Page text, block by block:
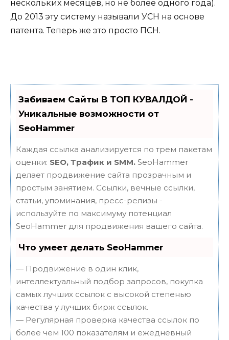
нескольких месяцев, но не более одного года).
До 2013 эту систему называли УСН на основе
патента. Теперь же это просто ПСН.
Забиваем Сайты В ТОП КУВАЛДОЙ -
Уникальные возможности от
SeoHammer
Каждая ссылка анализируется по трем пакетам
оценки: SEO, Трафик и SMM. SeoHammer
делает продвижение сайта прозрачным и
простым занятием. Ссылки, вечные ссылки,
статьи, упоминания, пресс-релизы -
используйте по максимуму потенциал
SeoHammer для продвижения вашего сайта.
Что умеет делать SeoHammer
— Продвижение в один клик,
интеллектуальный подбор запросов, покупка
самых лучших ссылок с высокой степенью
качества у лучших бирж ссылок.
— Регулярная проверка качества ссылок по
более чем 100 показателям и ежедневный